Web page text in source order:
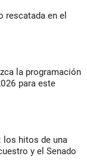
rescatada en el
la programación
para este
los hitos de una
y el Senado